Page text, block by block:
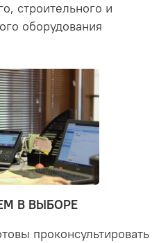
строительного и
оборудования
В ВЫБОРЕ
проконсультировать